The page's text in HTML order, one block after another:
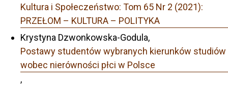
Kultura i Społeczeństwo: Tom 65 Nr 2 (2021):
PRZEŁOM – KULTURA – POLITYKA
Krystyna Dzwonkowska-Godula,
Postawy studentów wybranych kierunków studiów
wobec nierówności płci w Polsce
,